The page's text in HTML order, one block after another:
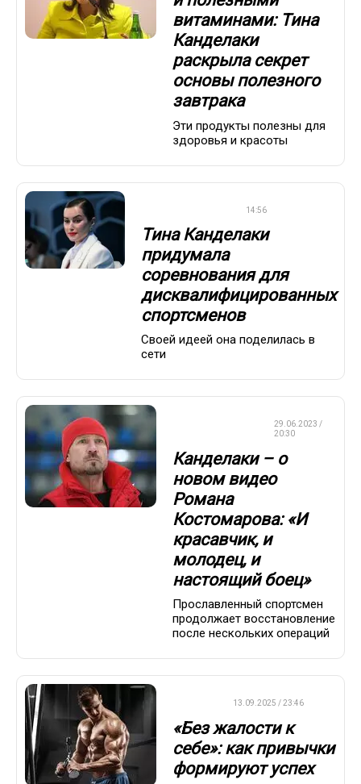
витаминами: Тина
Канделаки
раскрыла секрет
основы полезного
завтрака
Эти продукты полезны для
здоровья и красоты
14:56
Тина Канделаки
придумала
соревнования для
дисквалифицированных
спортсменов
Своей идеей она поделилась в
сети
29.06.2023 /
20:30
Канделаки – о
новом видео
Романа
Костомарова: «И
красавчик, и
молодец, и
настоящий боец»
Прославленный спортсмен
продолжает восстановление
после нескольких операций
13.09.2025 / 23:46
«Без жалости к
себе»: как привычки
формируют успех